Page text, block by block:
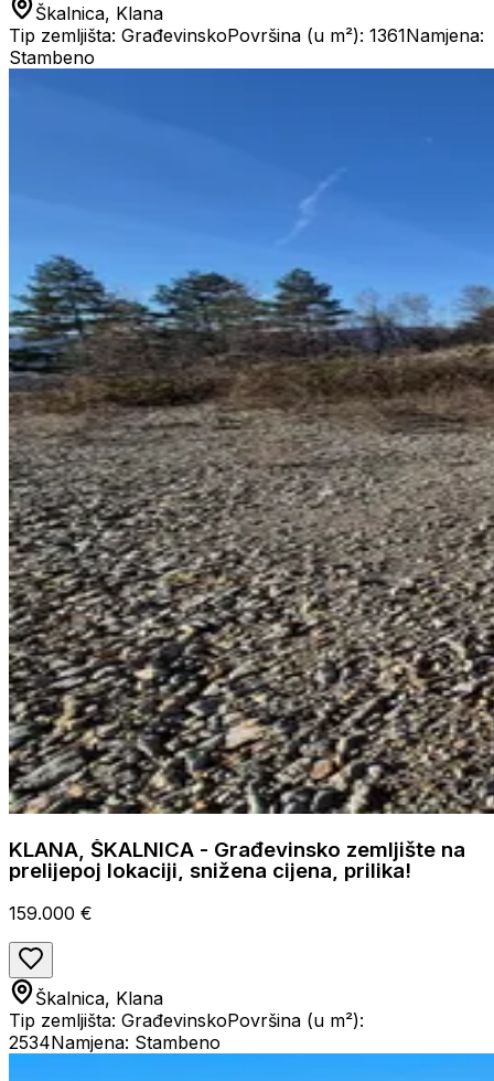
Škalnica, Klana
Tip zemljišta: GrađevinskoPovršina (u m²): 1361Namjena:
Stambeno
KLANA, ŠKALNICA - Građevinsko zemljište na
prelijepoj lokaciji, snižena cijena, prilika!
159.000 €
Škalnica, Klana
Tip zemljišta: GrađevinskoPovršina (u m²):
2534Namjena: Stambeno